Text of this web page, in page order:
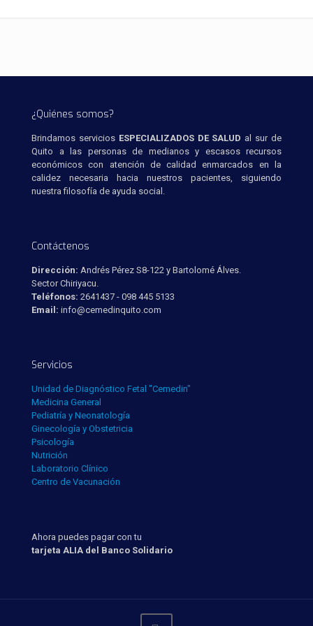
¿Quiénes somos?
Brindamos servicios ESPECIALIZADOS DE SALUD al sur de
Quito a las personas de medianos y escasos recursos
económicos con atención de calidad enmarcados en la
calidez necesaria hacia nuestros pacientes, siguiendo
nuestra filosofía de ayuda social.
Contáctenos
Dirección: Andrés Pérez S8-122 y Bartolomé Álves.
Sector Chiriyacu.
Teléfonos: 2641437 - 098 445 5133
Email: info@cemedinquito.com
Servicios
Unidad de Diagnóstico Fetal "Cemedin"
Medicina General
Pediatría y Neonatología
Ginecología y Obstetricia
Psicología
Nutrición
Laboratorio Clínico
Centro de Vacunación
Ahora puedes pagar con tu
tarjeta ALIA del Banco Solidario